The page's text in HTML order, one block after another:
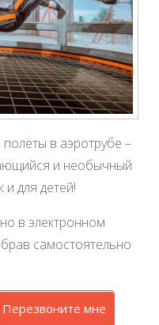
в аэротрубе –
и необычный
и для детей!
в электронном
самостоятельно
Перезвоните мне